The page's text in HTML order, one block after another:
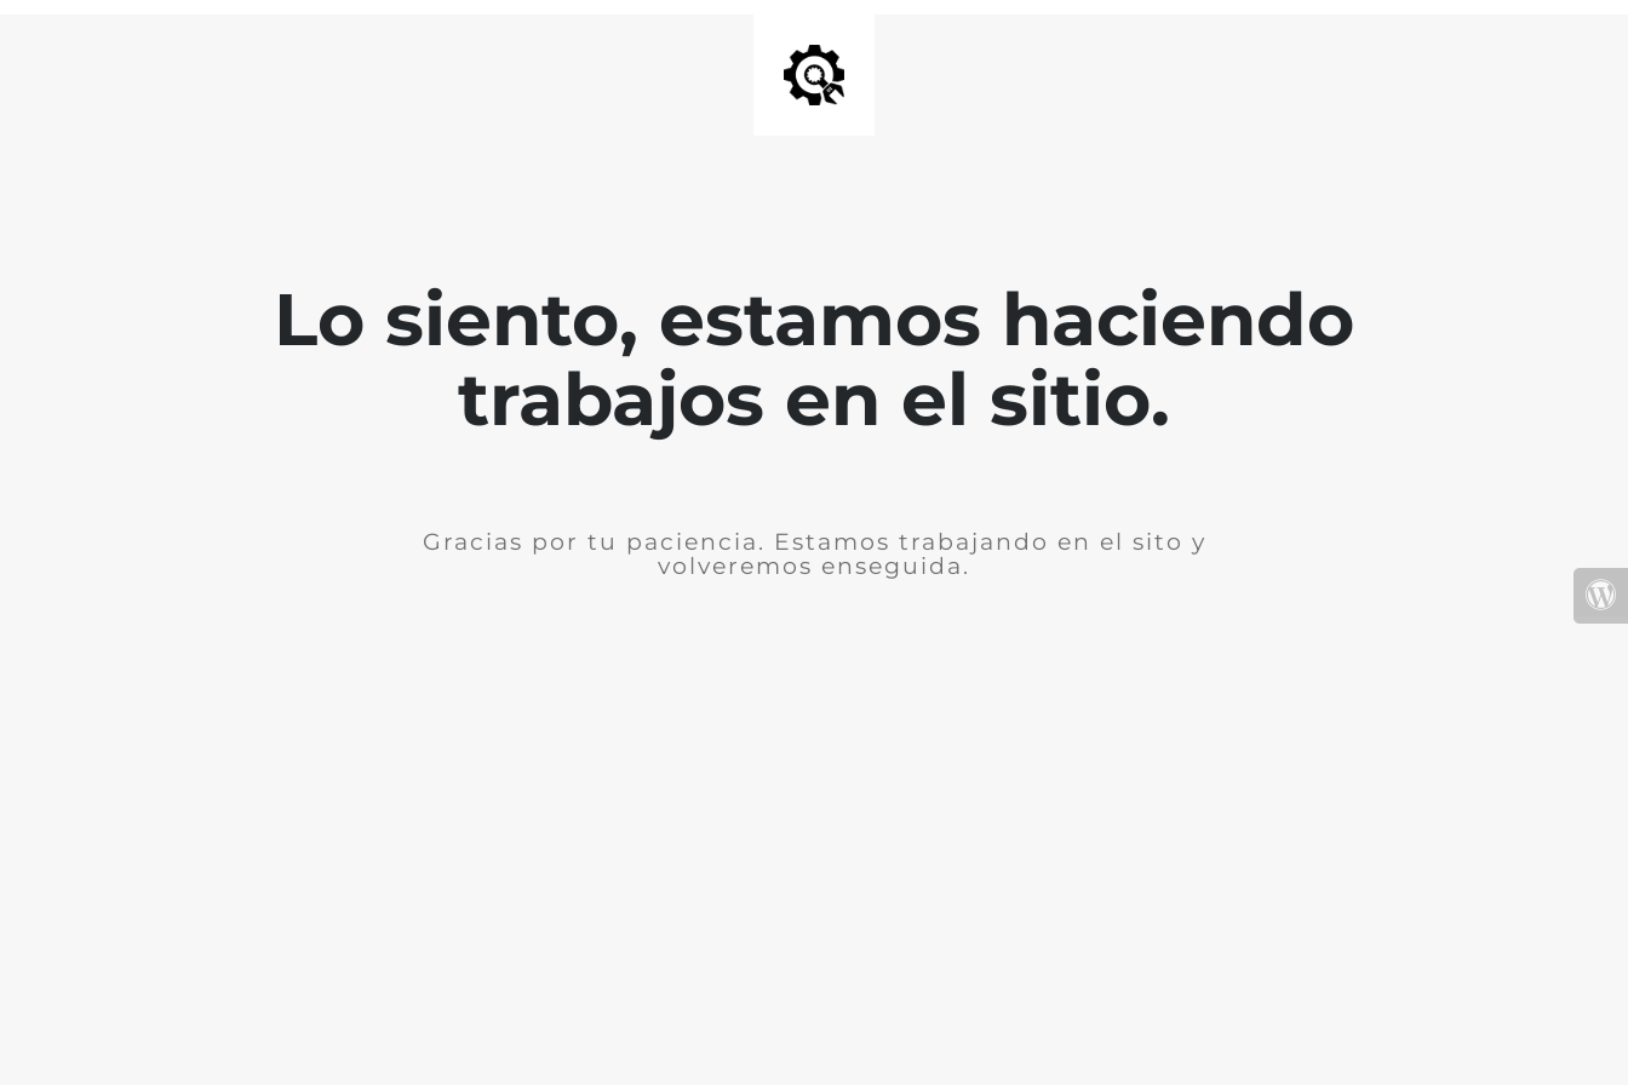
Lo siento, estamos haciendo
trabajos en el sitio.
Gracias por tu paciencia. Estamos trabajando en el sito y
volveremos enseguida.